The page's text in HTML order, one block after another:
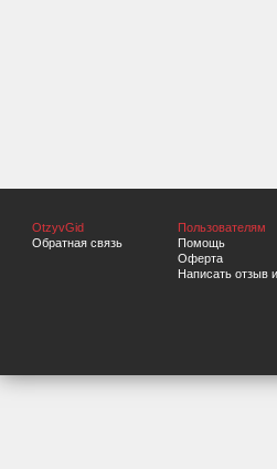
OtzyvGid
Обратная связь
Пользователям
Помощь
Оферта
Написать отзыв